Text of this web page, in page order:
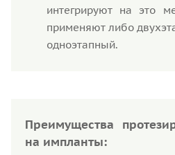
интегрируют на это
применяют либо
одноэтапный.
Преимущества
на импланты: